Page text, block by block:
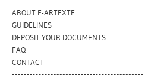
ABOUT E-ARTEXTE
GUIDELINES
DEPOSIT YOUR DOCUMENTS
FAQ
CONTACT